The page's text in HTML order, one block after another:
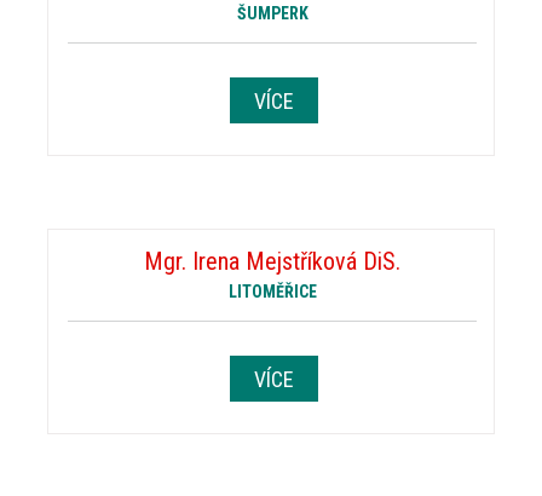
ŠUMPERK
VÍCE
Mgr. Irena Mejstříková DiS.
LITOMĚŘICE
VÍCE